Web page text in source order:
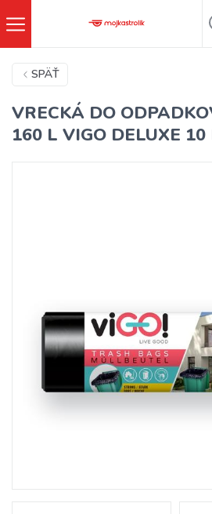
SPÄŤ
VRECKÁ DO
160 L VIGO DELUXE 10